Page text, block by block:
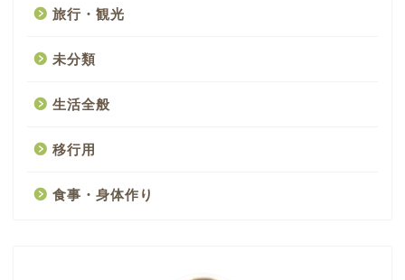
旅行・観光
未分類
生活全般
移行用
食事・身体作り